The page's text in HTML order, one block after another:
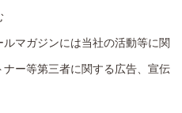
マガジンには当社の活動等に関
ー等第三者に関する広告、宣伝